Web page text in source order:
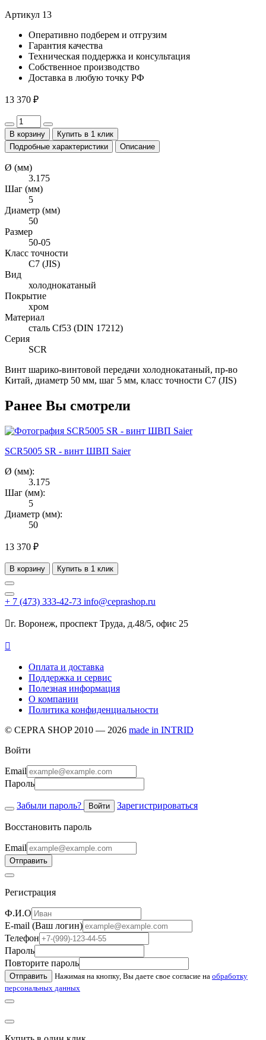
Артикул 13
Оперативно подберем и отгрузим
Гарантия качества
Техническая поддержка и консультация
Собственное производство
Доставка в любую точку РФ
13 370 ₽
В корзину
Купить в 1 клик
Подробные характеристики
Описание
Ø (мм)
3.175
Шаг (мм)
5
Диаметр (мм)
50
Размер
50-05
Класс точности
C7 (JIS)
Вид
холоднокатаный
Покрытие
хром
Материал
сталь Cf53 (DIN 17212)
Серия
SCR
Винт шарико-винтовой передачи холоднокатаный, пр-во
Китай, диаметр 50 мм, шаг 5 мм, класс точности C7 (JIS)
Ранее Вы смотрели
SCR5005 SR - винт ШВП Saier
Ø (мм):
3.175
Шаг (мм):
5
Диаметр (мм):
50
13 370 ₽
В корзину Купить в 1 клик
+ 7 (473) 333-42-73 info@ceprashop.ru
г. Воронеж, проспект Труда, д.48/5, офис 25

Оплата и доставка
Поддержка и сервис
Полезная информация
О компании
Политика конфиденциальности
© CEPRA SHOP 2010 — 2026 made in INTRID
Войти
Email
Пароль
Забыли пароль? Войти Зарегистрироваться
Восстановить пароль
Email
Отправить
Регистрация
Ф.И.О
E-mail (Ваш логин)
Телефон
Пароль
Повторите пароль
Отправить Нажимая на кнопку, Вы даете свое согласие на обработку
персональных данных